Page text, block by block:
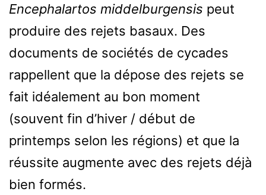
Encephalartos middelburgensis peut
produire des rejets basaux. Des
documents de sociétés de cycades
rappellent que la dépose des rejets se
fait idéalement au bon moment
(souvent fin d’hiver / début de
printemps selon les régions) et que la
réussite augmente avec des rejets déjà
bien formés.